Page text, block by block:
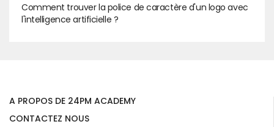
Comment trouver la police de caractère d'un logo avec
l'intelligence artificielle ?
A PROPOS DE 24PM ACADEMY
CONTACTEZ NOUS